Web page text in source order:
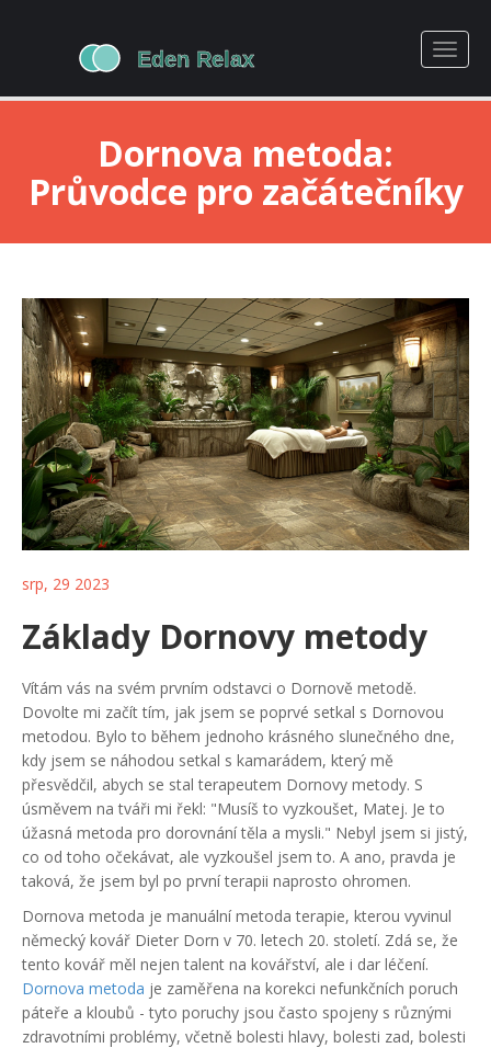
Dornova metoda:
Průvodce pro začátečníky
srp, 29 2023
Základy Dornovy metody
Vítám vás na svém prvním odstavci o Dornově metodě.
Dovolte mi začít tím, jak jsem se poprvé setkal s Dornovou
metodou. Bylo to během jednoho krásného slunečného dne,
kdy jsem se náhodou setkal s kamarádem, který mě
přesvědčil, abych se stal terapeutem Dornovy metody. S
úsměvem na tváři mi řekl: "Musíš to vyzkoušet, Matej. Je to
úžasná metoda pro dorovnání těla a mysli." Nebyl jsem si jistý,
co od toho očekávat, ale vyzkoušel jsem to. A ano, pravda je
taková, že jsem byl po první terapii naprosto ohromen.
Dornova metoda je manuální metoda terapie, kterou vyvinul
německý kovář Dieter Dorn v 70. letech 20. století. Zdá se, že
tento kovář měl nejen talent na kovářství, ale i dar léčení.
Dornova metoda je zaměřena na korekci nefunkčních poruch
páteře a kloubů - tyto poruchy jsou často spojeny s různými
zdravotními problémy, včetně bolesti hlavy, bolesti zad, bolesti